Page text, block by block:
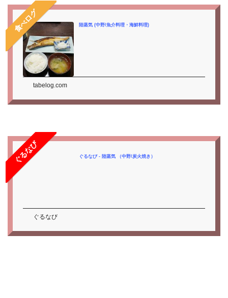
食べログ 陸蒸気 (中野/魚介料理・海鮮料理)
tabelog.com
ぐるなび ぐるなび - 陸蒸気 （中野/炭火焼き）
ぐるなび